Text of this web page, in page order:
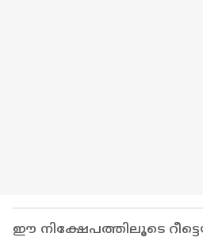
ഈ നിക്ഷേപത്തിലൂടെ